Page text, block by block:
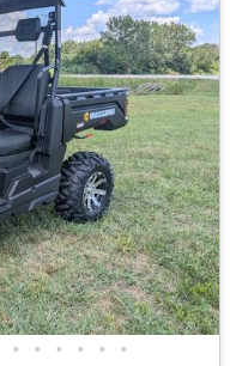
• • • • • •